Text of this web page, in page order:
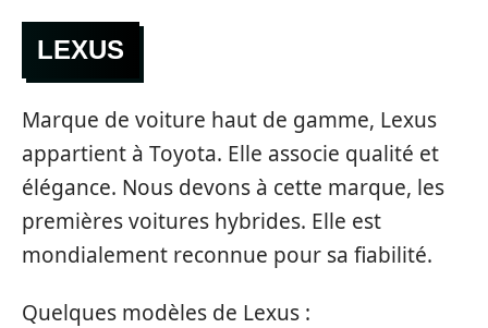
LEXUS
Marque de voiture haut de gamme, Lexus
appartient à Toyota. Elle associe qualité et
élégance. Nous devons à cette marque, les
premières voitures hybrides. Elle est
mondialement reconnue pour sa fiabilité.
Quelques modèles de Lexus :